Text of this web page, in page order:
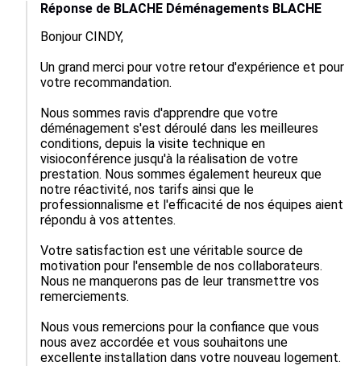
Réponse de BLACHE Déménagements BLACHE
Bonjour CINDY,
Un grand merci pour votre retour d'expérience et pour
votre recommandation.
Nous sommes ravis d'apprendre que votre
déménagement s'est déroulé dans les meilleures
conditions, depuis la visite technique en
visioconférence jusqu'à la réalisation de votre
prestation. Nous sommes également heureux que
notre réactivité, nos tarifs ainsi que le
professionnalisme et l'efficacité de nos équipes aient
répondu à vos attentes.
Votre satisfaction est une véritable source de
motivation pour l'ensemble de nos collaborateurs.
Nous ne manquerons pas de leur transmettre vos
remerciements.
Nous vous remercions pour la confiance que vous
nous avez accordée et vous souhaitons une
excellente installation dans votre nouveau logement.